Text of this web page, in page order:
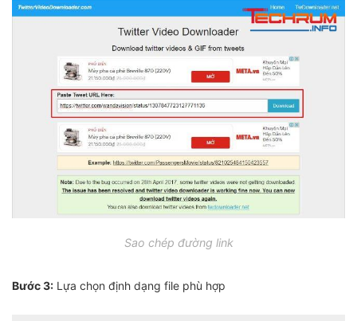
Sao chép đường link
Bước 3: Lựa chọn định dạng file phù hợp